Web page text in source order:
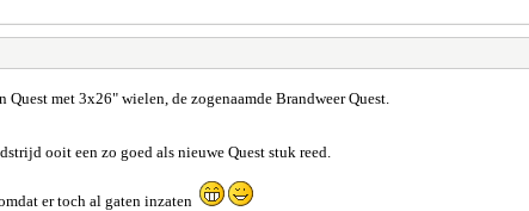
Quest met 3x26" wielen, de zogenaamde Brandweer Quest.
ooit een zo goed als nieuwe Quest stuk reed.
er toch al gaten inzaten